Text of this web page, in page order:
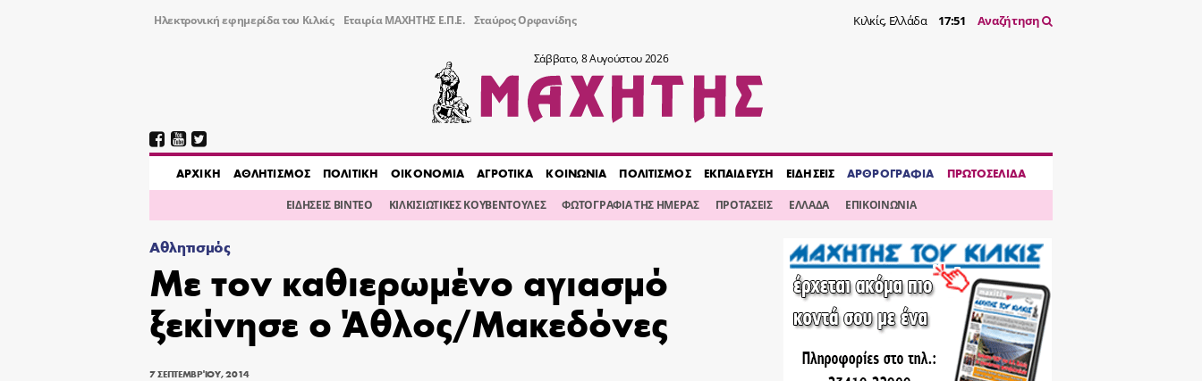
Ηλεκτρονική εφημερίδα του Κιλκίς Εταιρία ΜΑΧΗΤΗΣ Ε.Π.Ε. Σταύρος Ορφανίδης Κιλκίς, Ελλάδα 17:51 Αναζήτηση
Σάββατο, 8 Αυγούστου 2026
AΡΧΙΚΗ ΑΘΛΗΤΙΣΜΟΣ ΠΟΛΙΤΙΚΗ ΟΙΚΟΝΟΜΙΑ ΑΓΡΟΤΙΚΑ ΚΟΙΝΩΝΙΑ ΠΟΛΙΤΙΣΜΟΣ ΕΚΠΑΙΔΕΥΣΗ ΕΙΔΗΣΕΙΣ ΑΡΘΡΟΓΡΑΦΙΑ ΠΡΩΤΟΣΕΛΙΔΑ
ΕΙΔΗΣΕΙΣ ΒΙΝΤΕΟ ΚΙΛΚΙΣΙΩΤΙΚΕΣ ΚΟΥΒΕΝΤΟΥΛΕΣ ΦΩΤΟΓΡΑΦΙΑ ΤΗΣ ΗΜΕΡΑΣ ΠΡΟΤΑΣΕΙΣ ΕΛΛΑΔΑ ΕΠΙΚΟΙΝΩΝΙΑ
Αθλητισμός
Με τον καθιερωμένο αγιασμό
ξεκίνησε ο Άθλος/Μακεδόνες
7 ΣΕΠΤΕΜΒΡΊΟΥ, 2014